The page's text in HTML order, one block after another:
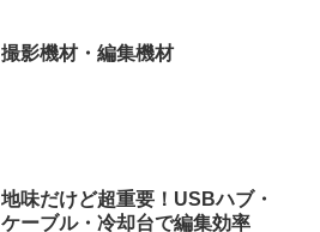
撮影機材・編集機材
地味だけど超重要！USBハブ・
ケーブル・冷却台で編集効率